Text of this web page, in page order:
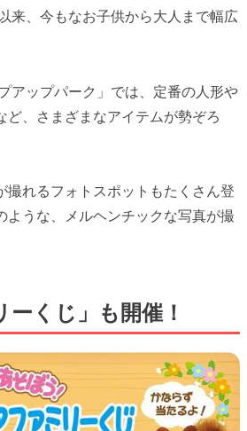
来、今もなお子供から大人まで幅広
アップパーク」では、定番の人形や
、さまざまなアイテムが勢ぞろ
撮れるフォトスポットもたくさん登
うな、メルヘンチックな写真が撮
くじ」も開催！